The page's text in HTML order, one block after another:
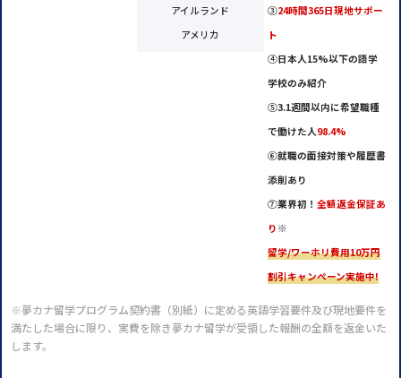
アイルランド
アメリカ
③24時間365日現地サポー
ト
④日本人15%以下の語学
学校のみ紹介
⑤3.1週間以内に希望職種
で働けた人 98.4%
⑥就職の面接対策や履歴書
添削あり
⑦業界初！ 全額返金保証あ
り ※
留学/ワーホリ費用10万円
割引キャンペーン実施中!
※夢カナ留学プログラム契約書（別紙）に定める英語学習要件及び現地要件を
満たした場合に限り、実費を除き夢カナ留学が受領した報酬の全額を返金いた
します。